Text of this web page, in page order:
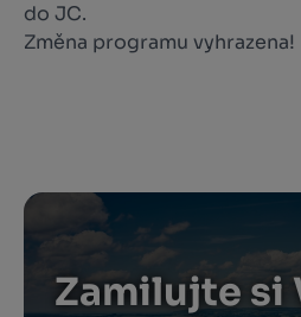
do JC.
Změna programu vyhrazena!
Zamilujte si